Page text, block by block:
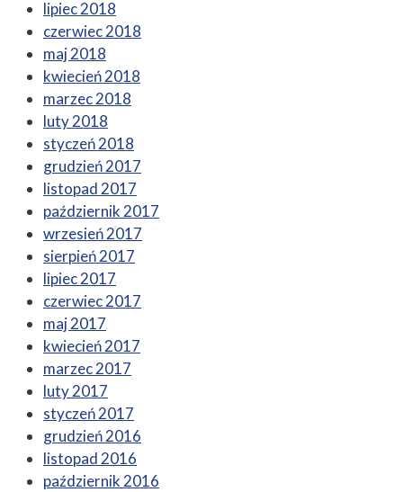
lipiec 2018
czerwiec 2018
maj 2018
kwiecień 2018
marzec 2018
luty 2018
styczeń 2018
grudzień 2017
listopad 2017
październik 2017
wrzesień 2017
sierpień 2017
lipiec 2017
czerwiec 2017
maj 2017
kwiecień 2017
marzec 2017
luty 2017
styczeń 2017
grudzień 2016
listopad 2016
październik 2016